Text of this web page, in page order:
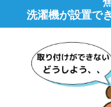
洗濯機が設置で